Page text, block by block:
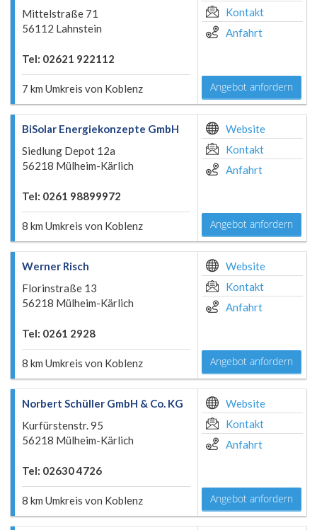
Mittelstraße 71
56112 Lahnstein
Tel: 02621 922112
7 km Umkreis von Koblenz
Kontakt
Anfahrt
Angebot anfordern
BiSolar Energiekonzepte GmbH
Siedlung Depot 12a
56218 Mülheim-Kärlich
Tel: 0261 98899972
8 km Umkreis von Koblenz
Website
Kontakt
Anfahrt
Angebot anfordern
Werner Risch
Florinstraße 13
56218 Mülheim-Kärlich
Tel: 0261 2928
8 km Umkreis von Koblenz
Website
Kontakt
Anfahrt
Angebot anfordern
Norbert Schüller GmbH & Co. KG
Kurfürstenstr. 95
56218 Mülheim-Kärlich
Tel: 02630 4726
8 km Umkreis von Koblenz
Website
Kontakt
Anfahrt
Angebot anfordern